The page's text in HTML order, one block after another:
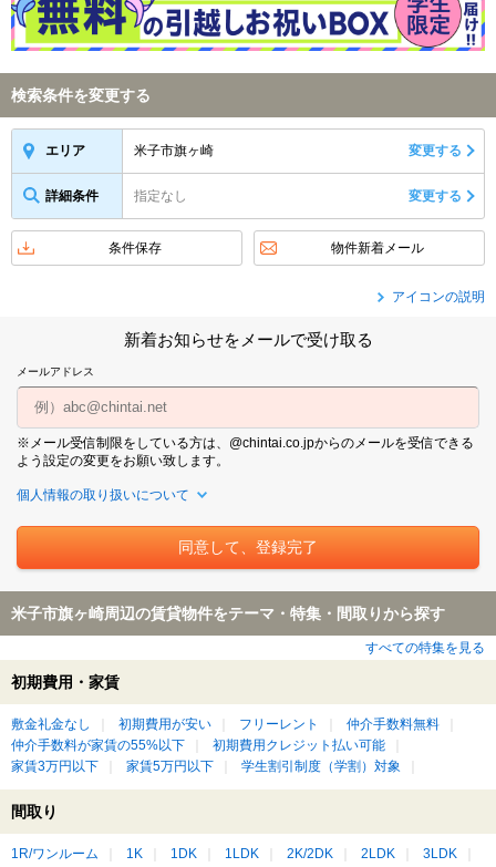
検索条件を変更する
エリア 米子市旗ヶ崎 変更する
詳細条件 指定なし 変更する
条件保存 物件新着メール
アイコンの説明
新着お知らせをメールで受け取る
メールアドレス
※メール受信制限をしている方は、@chintai.co.jpからのメールを受信できる
よう設定の変更をお願い致します。
個人情報の取り扱いについて
米子市旗ヶ崎周辺の賃貸物件をテーマ・特集・間取りから探す
すべての特集を見る
初期費用・家賃
敷金礼金なし 初期費用が安い フリーレント
仲介手数料無料
仲介手数料が家賃の55%以下
初期費用クレジット払い可能
家賃3万円以下
家賃5万円以下 学生割引制度（学割）対象
間取り
1R/ワンルーム 1K 1DK 1LDK 2K/2DK 2LDK 3LDK